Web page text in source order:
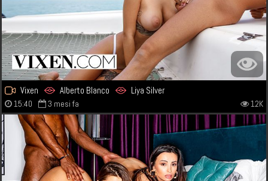
Vixen Alberto Blanco Liya Silver
15:40 3 mesi fa 12K